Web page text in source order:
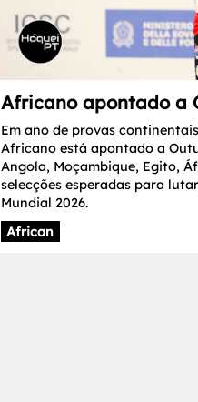
Africano apontado a
Em ano de provas
Africano está apontado a
Angola, Moçambique, Egito,
selecções esperadas para
Mundial 2026.
African